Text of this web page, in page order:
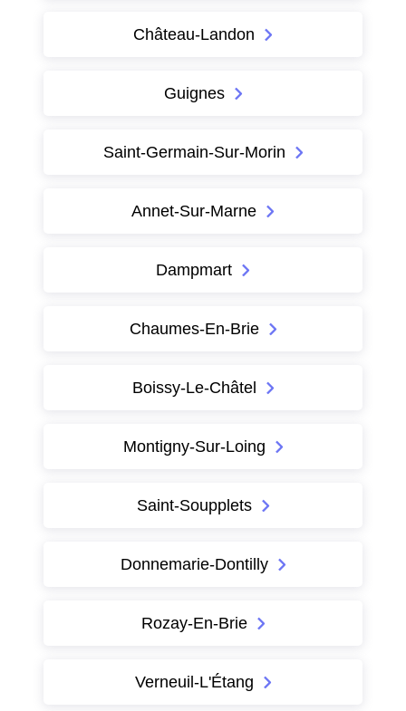
Château-Landon
Guignes
Saint-Germain-Sur-Morin
Annet-Sur-Marne
Dampmart
Chaumes-En-Brie
Boissy-Le-Châtel
Montigny-Sur-Loing
Saint-Soupplets
Donnemarie-Dontilly
Rozay-En-Brie
Verneuil-L'Étang